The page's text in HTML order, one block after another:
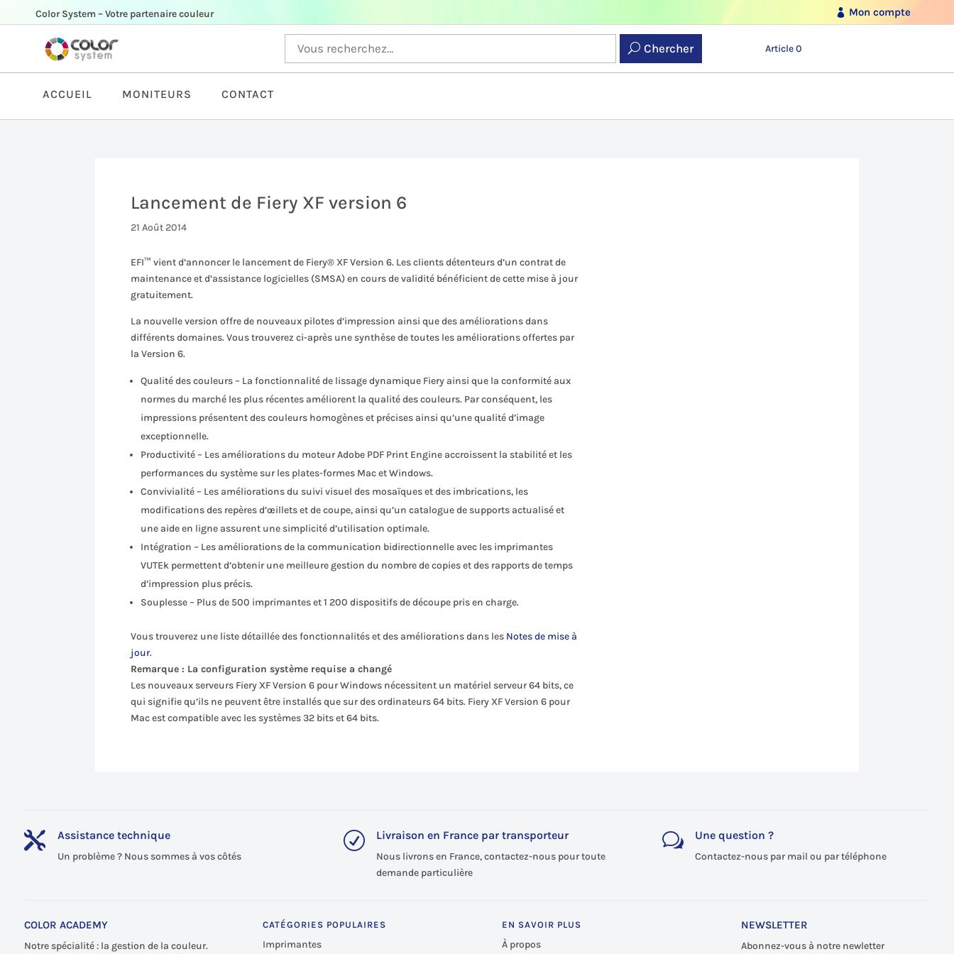
Color System – Votre partenaire couleur Mon compte
Chercher Article 0
ACCUEIL MONITEURS CONTACT
Lancement de Fiery XF version 6
21 Août 2014
EFI™ vient d’annoncer le lancement de Fiery® XF Version 6. Les clients détenteurs d’un contrat de
maintenance et d’assistance logicielles (SMSA) en cours de validité bénéficient de cette mise à jour
gratuitement.
La nouvelle version offre de nouveaux pilotes d’impression ainsi que des améliorations dans
différents domaines. Vous trouverez ci-après une synthèse de toutes les améliorations offertes par
la Version 6.
Qualité des couleurs – La fonctionnalité de lissage dynamique Fiery ainsi que la conformité aux
normes du marché les plus récentes améliorent la qualité des couleurs. Par conséquent, les
impressions présentent des couleurs homogènes et précises ainsi qu’une qualité d’image
exceptionnelle.
Productivité – Les améliorations du moteur Adobe PDF Print Engine accroissent la stabilité et les
performances du système sur les plates-formes Mac et Windows.
Convivialité – Les améliorations du suivi visuel des mosaïques et des imbrications, les
modifications des repères d’œillets et de coupe, ainsi qu’un catalogue de supports actualisé et
une aide en ligne assurent une simplicité d’utilisation optimale.
Intégration – Les améliorations de la communication bidirectionnelle avec les imprimantes
VUTEk permettent d’obtenir une meilleure gestion du nombre de copies et des rapports de temps
d’impression plus précis.
Souplesse – Plus de 500 imprimantes et 1 200 dispositifs de découpe pris en charge.
Vous trouverez une liste détaillée des fonctionnalités et des améliorations dans les Notes de mise à
jour.
Remarque : La configuration système requise a changé
Les nouveaux serveurs Fiery XF Version 6 pour Windows nécessitent un matériel serveur 64 bits, ce
qui signifie qu’ils ne peuvent être installés que sur des ordinateurs 64 bits. Fiery XF Version 6 pour
Mac est compatible avec les systèmes 32 bits et 64 bits.
 Assistance technique
Un problème ? Nous sommes à vos côtés
R Livraison en France par transporteur
Nous livrons en France, contactez-nous pour toute
demande particulière
w Une question ?
Contactez-nous par mail ou par téléphone
COLOR ACADEMY
Notre spécialité : la gestion de la couleur.
CATÉGORIES POPULAIRES
Imprimantes
EN SAVOIR PLUS
À propos
NEWSLETTER
Abonnez-vous à notre newletter